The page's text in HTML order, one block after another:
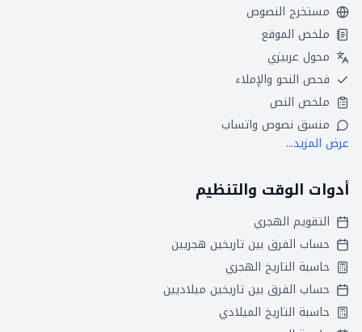
مستخرج النصوص
ملخص الموقع
محول عربيزي
فحص النحو والإملاء
ملخص النص
منسق نصوص واتساب
عرض المزيد...
أدوات الوقت والتنظيم
التقويم الهجري
حساب الفرق بين تاريخين هجريين
حاسبة التاريخ الهجري
حساب الفرق بين تاريخين ميلاديين
حاسبة التاريخ الميلادي